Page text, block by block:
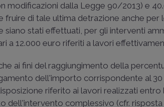
modificazioni dalla Legge 90/2013) e
fruire di tale ultima detrazione anche
siano stati effettuati, per gli interventi
a 12.000 euro riferiti a lavori
ai fini del raggiungimento della
dell'importo corrispondente al
riferito ai lavori realizzati
dell'intervento complessivo (cfr.